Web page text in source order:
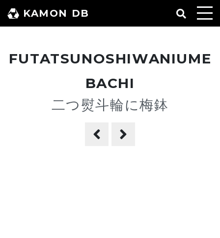
ン
KAMON DB
FUTATSUNOSHIWANIUME
BACHI
二つ熨斗輪に梅鉢